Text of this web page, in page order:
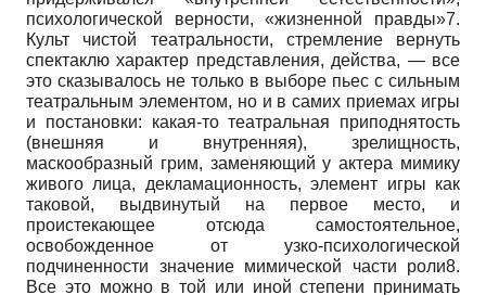
психологической верности, «жизненной правды»7.
Культ чистой театральности, стремление вернуть
спектаклю характер представления, действа, — все
это сказывалось не только в выборе пьес с сильным
театральным элементом, но и в самих приемах игры
и постановки: какая-то театральная приподнятость
(внешняя и внутренняя), зрелищность,
маскообразный грим, заменяющий у актера мимику
живого лица, декламационность, элемент игры как
таковой, выдвинутый на первое место, и
проистекающее отсюда самостоятельное,
освобожденное от узко-психологической
подчиненности значение мимической части роли8.
Все это можно в той или иной степени принимать